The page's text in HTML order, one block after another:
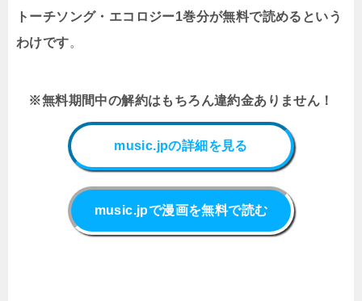
トーチソング・エコロジー1巻分が無料で読めるという
わけです。
※無料期間中の解約はもちろん違約金ありません！
music.jpの詳細を見る
music.jpで漫画を無料で読む